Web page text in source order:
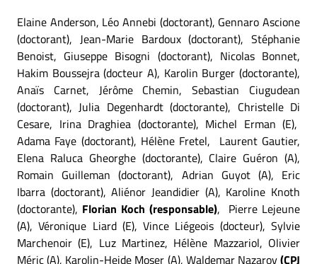
Elaine Anderson, Léo Annebi (doctorant), Gennaro Ascione
(doctorant), Jean-Marie Bardoux (doctorant), Stéphanie
Benoist, Giuseppe Bisogni (doctorant), Nicolas Bonnet,
Hakim Boussejra (docteur A), Karolin Burger (doctorante),
Anaïs Carnet, Jérôme Chemin, Sebastian Ciugudean
(doctorant), Julia Degenhardt (doctorante), Christelle Di
Cesare, Irina Draghiea (doctorante), Michel Erman (E),
Adama Faye (doctorant), Hélène Fretel, Laurent Gautier,
Elena Raluca Gheorghe (doctorante), Claire Guéron (A),
Romain Guilleman (doctorant), Adrian Guyot (A), Eric
Ibarra (doctorant), Aliénor Jeandidier (A), Karoline Knoth
(doctorante), Florian Koch (responsable), Pierre Lejeune
(A), Véronique Liard (E), Vince Liégeois (docteur), Sylvie
Marchenoir (E), Luz Martinez, Hélène Mazzariol, Olivier
Méric (A), Karolin-Heide Moser (A), Waldemar Nazarov(CPJ